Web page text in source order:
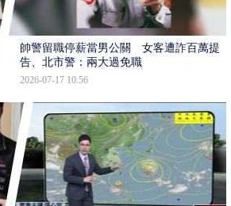
帥警留職停薪當男公關 女客遭詐百萬提
告、北市警：兩大過免職
2026-07-17 10:56